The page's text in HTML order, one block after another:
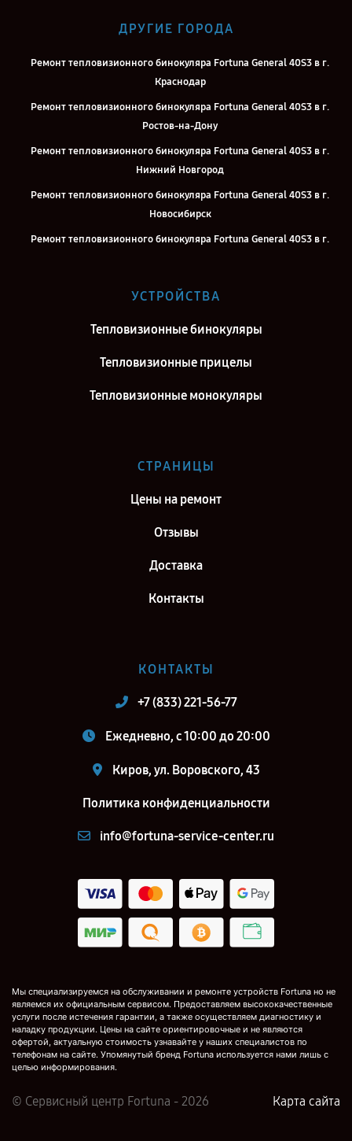
ДРУГИЕ ГОРОДА
Ремонт тепловизионного бинокуляра Fortuna General 40S3 в г.
Краснодар
Ремонт тепловизионного бинокуляра Fortuna General 40S3 в г.
Ростов-на-Дону
Ремонт тепловизионного бинокуляра Fortuna General 40S3 в г.
Нижний Новгород
Ремонт тепловизионного бинокуляра Fortuna General 40S3 в г.
Новосибирск
Ремонт тепловизионного бинокуляра Fortuna General 40S3 в г.
Екатеринбург
Ремонт тепловизионного бинокуляра Fortuna General 40S3 в г.
Ремонт тепловизионного бинокуляра Fortuna General 40S3 в г.
Воронеж
Ремонт тепловизионного бинокуляра Fortuna General 40S3 в г.
Ремонт тепловизионного бинокуляра Fortuna General 40S3 в г.
Санкт-Петербург
УСТРОЙСТВА
Тепловизионные бинокуляры
Тепловизионные прицелы
Тепловизионные монокуляры
СТРАНИЦЫ
Цены на ремонт
Отзывы
Доставка
Контакты
КОНТАКТЫ
+7 (833) 221-56-77
Ежедневно, с 10:00 до 20:00
Киров, ул. Воровского, 43
Политика конфиденциальности
info@fortuna-service-center.ru
Мы специализируемся на обслуживании и ремонте устройств Fortuna но не
являемся их официальным сервисом. Предоставляем высококачественные
услуги после истечения гарантии, а также осуществляем диагностику и
наладку продукции. Цены на сайте ориентировочные и не являются
офертой, актуальную стоимость узнавайте у наших специалистов по
телефонам на сайте. Упомянутый бренд Fortuna используется нами лишь с
целью информирования.
© Сервисный центр Fortuna - 2026 Карта сайта